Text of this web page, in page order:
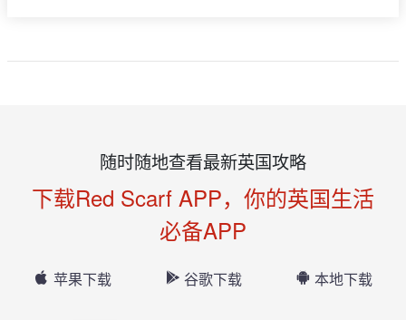
随时随地查看最新英国攻略
下载Red Scarf APP，你的英国生活
必备APP
苹果下载 谷歌下载 本地下载